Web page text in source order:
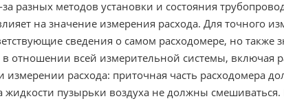
за разных методов установки и состояния
на значение измерения расхода. Для точного
сведения о самом расходомере, но также
в отношении всей измерительной системы, включая
измерении расхода: приточная часть расходомера
жидкости пузырьки воздуха не должны